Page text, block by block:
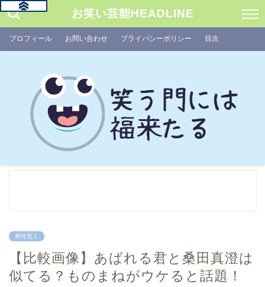
お笑い芸能HEADLINE
プロフィール お問い合わせ プライバシーポリシー 目次
男性芸人
【比較画像】あばれる君と桑田真澄は
似てる？ものまねがウケると話題！